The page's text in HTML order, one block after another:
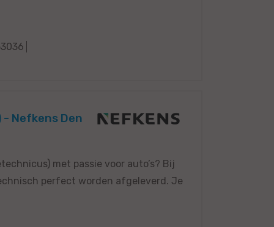
Nefkens Den
met passie voor auto’s? Bij
perfect worden afgeleverd. Je